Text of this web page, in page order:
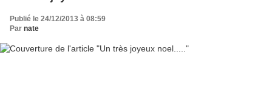
Publié le 24/12/2013 à 08:59
Par nate